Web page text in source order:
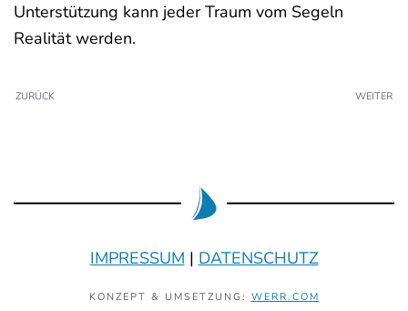
Unterstützung kann jeder Traum vom Segeln
Realität werden.
ZURÜCK WEITER
IMPRESSUM | DATENSCHUTZ
KONZEPT & UMSETZUNG: WERR.COM